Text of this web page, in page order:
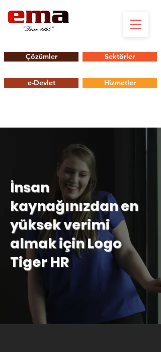
Çözümler Sektörler
e-Devlet Hizmetler
İnsan
kaynağınızdan en
yüksek verimi
almak için Logo
Tiger HR